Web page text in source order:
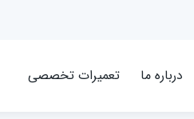
درباره ما تعمیرات تخصصی